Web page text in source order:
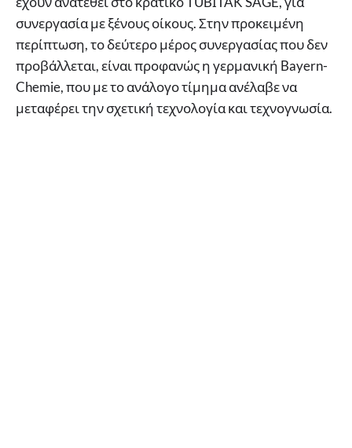
συνεργασία με ξένους οίκους. Στην προκειμένη
περίπτωση, το δεύτερο μέρος συνεργασίας που δεν
προβάλλεται, είναι προφανώς η γερμανική Bayern-
Chemie, που με το ανάλογο τίμημα ανέλαβε να
μεταφέρει την σχετική τεχνολογία και τεχνογνωσία.